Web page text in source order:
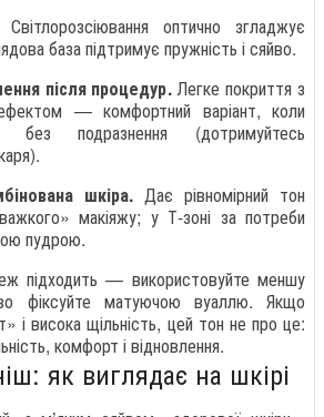
Світлорозсіювання оптично згладжує
база підтримує пружність і сяйво.
після процедур.Легке покриття з
ефектом — комфортний варіант, коли
без подразнення (дотримуйтесь
шкіра. Дає рівномірний тон
макіяжу; у Т-зоні за потреби
пудрою.
підходить — використовуйте меншу
фіксуйте матуючою вуаллю. Якщо
і висока щільність, цей тон не про це:
комфорт і відновлення.
як виглядає на шкірі